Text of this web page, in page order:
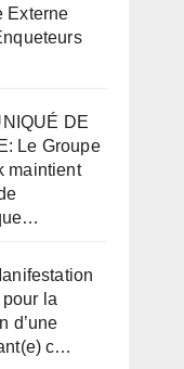
Externe
DE
Le Groupe
maintient
pour la
d’une
c…